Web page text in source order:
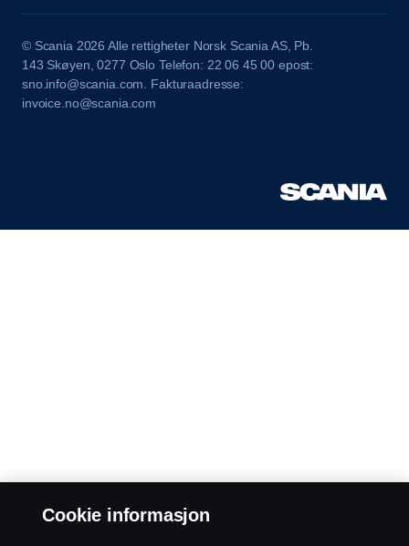
© Scania 2026 Alle rettigheter Norsk Scania AS, Pb.
143 Skøyen, 0277 Oslo Telefon: 22 06 45 00 epost:
sno.info@scania.com. Fakturaadresse:
invoice.no@scania.com
Cookie informasjon